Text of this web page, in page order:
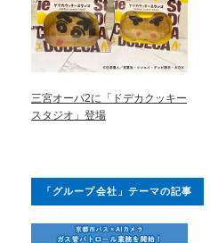
三宮オーパ2に「ドデカクッキー
スタジオ」登場
「グループ会社」テーマの記事